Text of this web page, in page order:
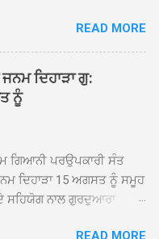
ਦੀ ਅਗਵਾਈ ਵਿੱਚ
ਹੋ ਕੇ ਪਿੰਡ ਭਗਤਪੁਰ,
ਮਜਾਦਪੁਰ, ਕੁੱਲੀਆਂ, ਰੱਤਾ ਨੌ
ਦਰੀਏਵਾਲ,
ਠੱਟਾ ਤੋਂ ਹੁੰਦਾ ਹੋਇਆ
ਸੰਤ ਬਾਬਾ ਹਰਜੀਤ ਸਿੰਘ ਤੇ
ਦੀ ਗੂੰਜ ਵਿਚ ਨਿੱਘਾ
ਸ੍ਰੀ ਦਮਦਮਾ ਸਾਹਿਬ
READ MORE
ਦਿਹਾੜਾ ਗੁ:
ਨੂੰ
ਗਿਆਨੀ ਪਰਉਪਕਾਰੀ ਸੰਤ
ਦਿਹਾੜਾ 15 ਅਗਸਤ ਨੂੰ ਸਮੂਹ
ਸਹਿਯੋਗ ਨਾਲ ਗੁਰਦੁਆਰਾ
READ MORE